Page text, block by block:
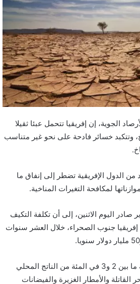
الجوية، إن إفريقيا تتحمل عبئا ثقيلا
وتتكبد خسائر فادحة على نحو غير متناسب
من الدول الإفريقية تضطر إلى إنفاق ما
اليوم الاثنين، إلى أن تكلفة التكيف
جنوب الصحراء، خلال العشر سنوات
وتخسر أن الدول الإفريقية ما بين 2 و3 في المئة من الناتج المحلي
القاتلة والأمطار الغزيرة والفيضانات